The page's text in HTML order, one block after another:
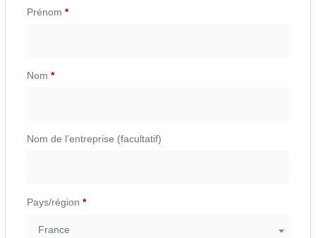
Prénom *
Nom *
Nom de l’entreprise (facultatif)
Pays/région *
France